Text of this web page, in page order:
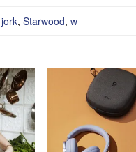
, Starwood, w